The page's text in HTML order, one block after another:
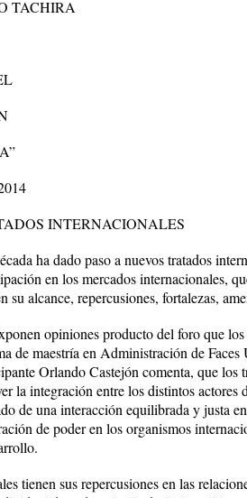
TACHIRA
INTERNACIONALES
ha dado paso a nuevos tratados
en los mercados internacionales,
su alcance, repercusiones, fortalezas,
opiniones producto del foro que
de maestría en Administración de
Orlando Castejón comenta, que los
la integración entre los distintos actores
de una interacción equilibrada y justa
de poder en los organismos
tienen sus repercusiones en las